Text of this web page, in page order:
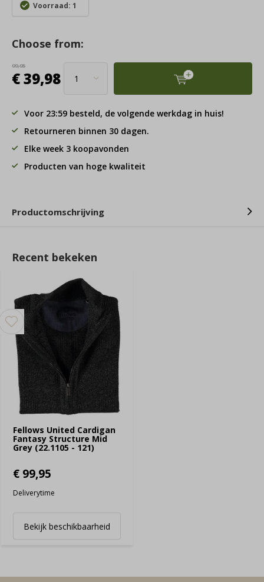
Voorraad: 1
Choose from:
99,95
€ 39,98
Voor 23:59 besteld, de volgende werkdag in huis!
Retourneren binnen 30 dagen.
Elke week 3 koopavonden
Producten van hoge kwaliteit
Productomschrijving
Recent bekeken
Fellows United Cardigan
Fantasy Structure Mid
Grey (22.1105 - 121)
€ 99,95
Deliverytime
Bekijk beschikbaarheid